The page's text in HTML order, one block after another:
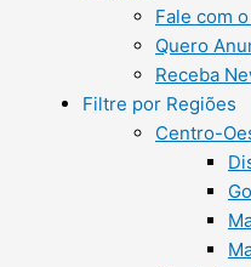
Fale com
Quero
Receba
Filtre por Regiões
Centro-